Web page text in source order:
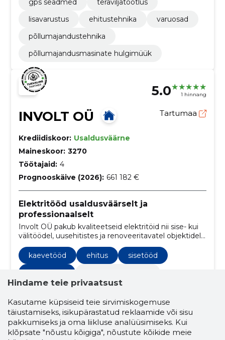
gps seadmed
teraviljatöötlus
lisavarustus
ehitustehnika
varuosad
põllumajandustehnika
põllumajandusmasinate hulgimüük
5.0 1 hinnang
INVOLT OÜ Tartumaa
Krediidiskoor: Usaldusväärne
Maineskoor: 3270
Töötajaid: 4
Prognooskäive (2026): 661 182 €
Elektritööd usaldusväärselt ja
professionaalselt
Involt OÜ pakub kvaliteetseid elektritöid nii sise- kui
välitöödel, uusehitistes ja renoveeritavatel objektidel.
Meie missioon on tagada klientidele terviklik ja
usaldusväärne teenus alates projektist kuni
lõpphäälestuseni
kaevetööd ehitus
sisetööd
haldamine
elektrialane nõustamine
kordusmaanduste kontroll
elektrikilpide tööd
Hindame teie privaatsust
Kasutame küpsiseid teie sirvimiskogemuse
täiustamiseks, isikupärastatud reklaamide või sisu
pakkumiseks ja oma liikluse analüüsimiseks. Kui
klõpsate "nõustu kõigiga", nõustute kõikide meie